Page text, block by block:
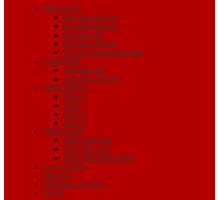
THÉP ỐNG
Ống thép mạ kẽm
Ống thép hàn đen
Ống thép đúc
Ống thép siêu âm
Ống lốc theo đơn đặt hàng
THÉP HỘP
Thép hộp đen
Thép hộp mạ kẽm
THÉP HÌNH
Thép U
Thép I
Thép V
Thép H
THÉP TẤM
Thép Tấm Trơn
Thép Tấm Gân
Thép Tấm Nhập Khẩu
Cọc Cừ Thép
Thép Đặc
Thép Ray Cầu Trục
Xà Gồ